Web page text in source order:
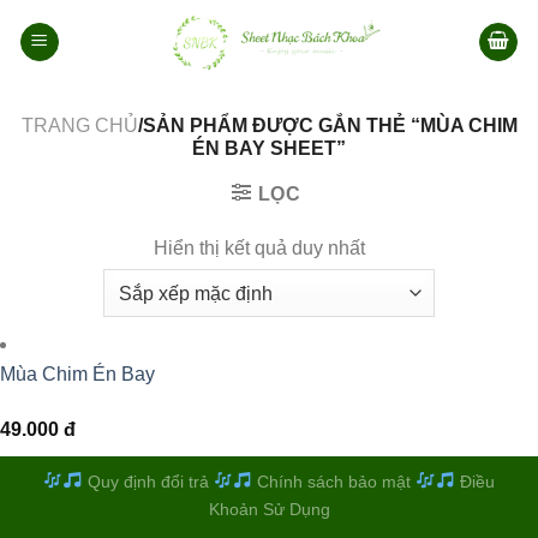
qua
TRANG CHỦ/SẢN PHẨM ĐƯỢC GẮN THẺ “MÙA CHIM
ÉN BAY SHEET”
LỌC
Hiển thị kết quả duy nhất
Mùa Chim Én Bay
49.000 đ
Quy định đổi trả Chính sách bảo mật
Điều
Khoản Sử Dụng